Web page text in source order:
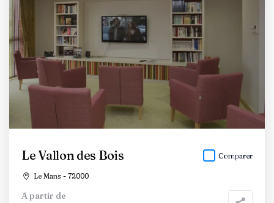
Le Vallon des Bois
Le Mans - 72000
Comparer
A partir de